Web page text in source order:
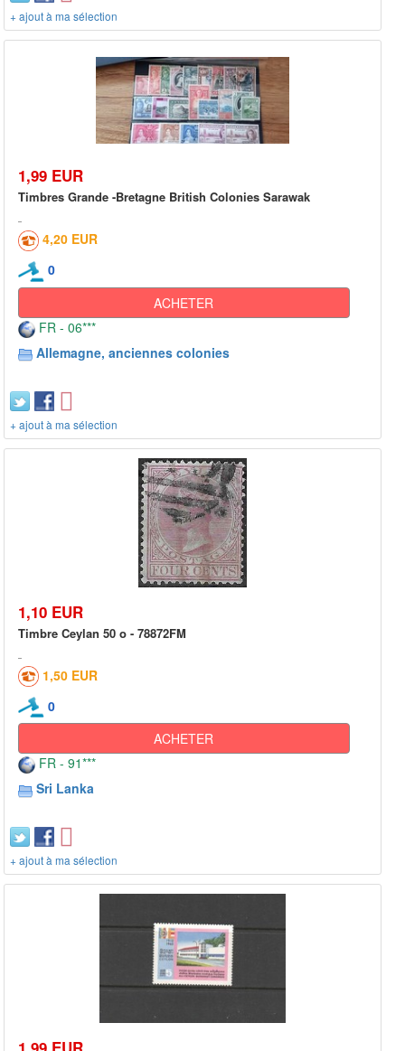
+ ajout à ma sélection
1,99 EUR
Timbres Grande -Bretagne British Colonies Sarawak
4,20 EUR
0
ACHETER
FR - 06***
Allemagne, anciennes colonies
+ ajout à ma sélection
1,10 EUR
Timbre Ceylan 50 o - 78872FM
1,50 EUR
0
ACHETER
FR - 91***
Sri Lanka
+ ajout à ma sélection